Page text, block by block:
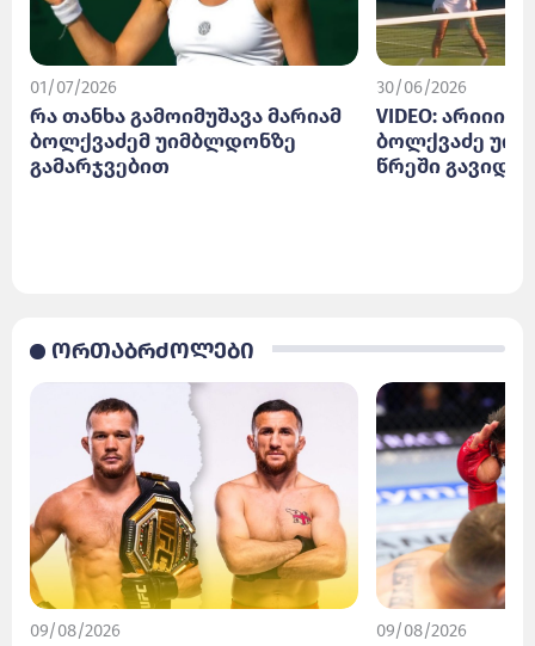
01/07/2026
რა თანხა გამოიმუშავა მარიამ
ბოლქვაძემ უიმბლდონზე
გამარჯვებით
30/06/2026
VIDEO:
ბოლქვაძე
წრეში გავიდა
ორთაბრძოლები
09/08/2026 09/08/2026